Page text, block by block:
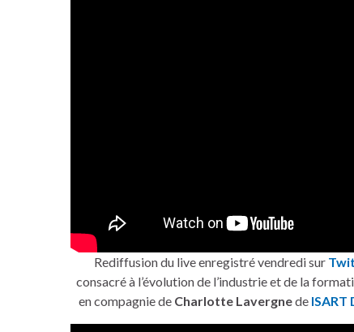
Rediffusion du live enregistré vendredi sur
consacré à l’évolution de l’industrie et de la
en compagnie de Charlotte Lavergnede ISART